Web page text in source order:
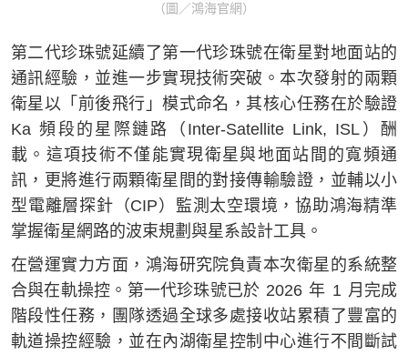
（圖／鴻海官網）
第二代珍珠號延續了第一代珍珠號在衛星對地面站的
通訊經驗，並進一步實現技術突破。本次發射的兩顆
衛星以「前後飛行」模式命名，其核心任務在於驗證
Ka 頻段的星際鏈路（Inter-Satellite Link, ISL）酬
載。這項技術不僅能實現衛星與地面站間的寬頻通
訊，更將進行兩顆衛星間的對接傳輸驗證，並輔以小
型電離層探針（CIP）監測太空環境，協助鴻海精準
掌握衛星網路的波束規劃與星系設計工具。
在營運實力方面，鴻海研究院負責本次衛星的系統整
合與在軌操控。第一代珍珠號已於 2026 年 1 月完成
階段性任務，團隊透過全球多處接收站累積了豐富的
軌道操控經驗，並在內湖衛星控制中心進行不間斷試